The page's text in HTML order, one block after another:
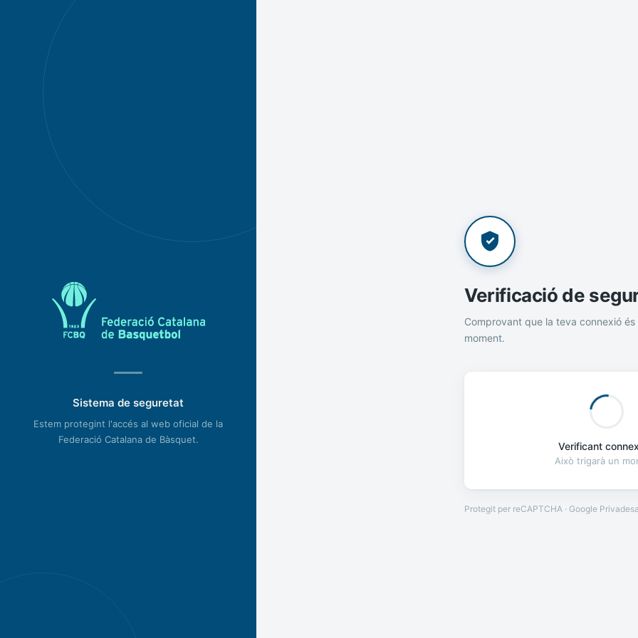
Sistema de seguretat
Estem protegint l'accés al web oficial de la
Federació Catalana de Bàsquet.
Verificació de
Comprovant que la teva connexió és
moment.
Verificant
Això trigarà un
Protegit per reCAPTCHA · Google Privadesa